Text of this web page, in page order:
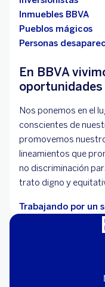
Inmuebles BBVA
Pueblos mágicos
Personas
En BBVA
oportunidades
Nos ponemos en el
conscientes de
promovemos
lineamientos que
no discriminación
trato digno y
Trabajando por un